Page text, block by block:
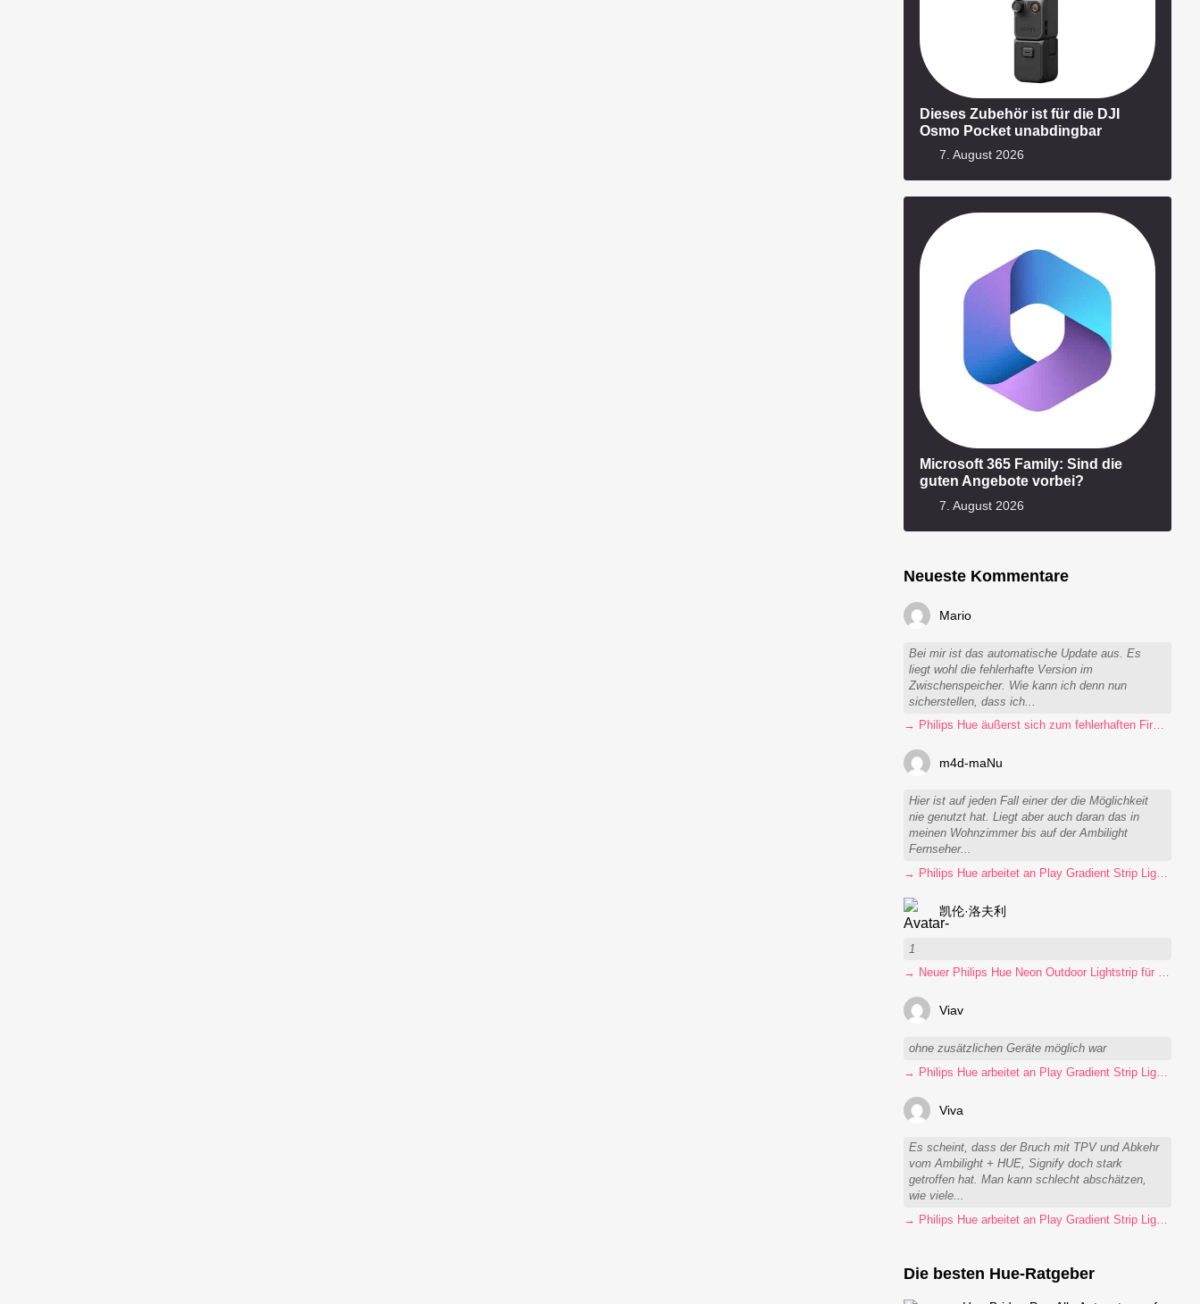
Dieses Zubehör ist für die DJI
Osmo Pocket unabdingbar
7. August 2026
Microsoft 365 Family: Sind die
guten Angebote vorbei?
7. August 2026
Neueste Kommentare
Mario
Bei mir ist das automatische Update aus. Es
liegt wohl die fehlerhafte Version im
Zwischenspeicher. Wie kann ich denn nun
sicherstellen, dass ich...
→ Philips Hue äußerst sich zum fehlerhaften Firmware-Update
m4d-maNu
Hier ist auf jeden Fall einer der die Möglichkeit
nie genutzt hat. Liegt aber auch daran das in
meinen Wohnzimmer bis auf der Ambilight
Fernseher...
→ Philips Hue arbeitet an Play Gradient Strip Light Pro
凯伦·洛夫利
1
→ Neuer Philips Hue Neon Outdoor Lightstrip für 130 Euro
Viav
ohne zusätzlichen Geräte möglich war
Viva
Es scheint, dass der Bruch mit TPV und Abkehr
vom Ambilight + HUE, Signify doch stark
getroffen hat. Man kann schlecht abschätzen,
wie viele...
→ Philips Hue arbeitet an Play Gradient Strip Light Pro
Die besten Hue-Ratgeber